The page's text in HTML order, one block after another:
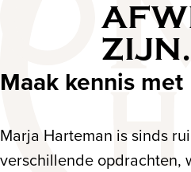
ZIJN.
Maak kennis met
Marja Harteman is sinds
verschillende opdrachten,